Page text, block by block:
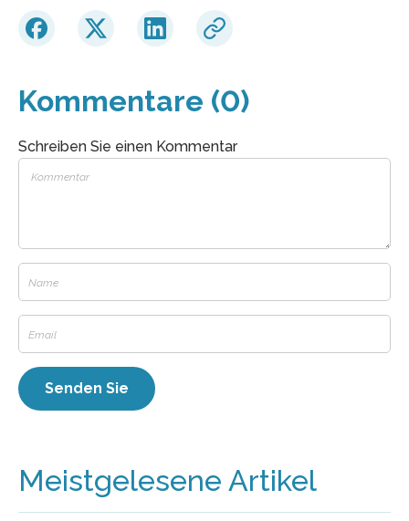
Kommentare (0)
Schreiben Sie einen Kommentar
Meistgelesene Artikel